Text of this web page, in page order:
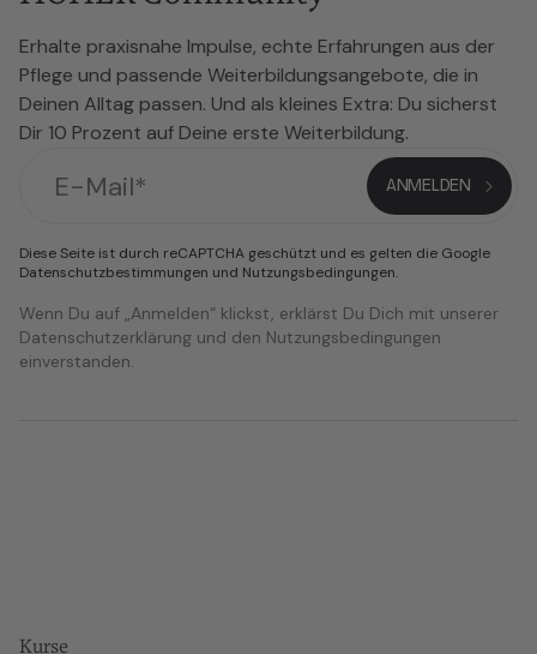
Erhalte praxisnahe Impulse, echte Erfahrungen aus der
Pflege und passende Weiterbildungsangebote, die in
Deinen Alltag passen. Und als kleines Extra: Du sicherst
Dir 10 Prozent auf Deine erste Weiterbildung.
Diese Seite ist durch reCAPTCHA geschützt und es gelten die Google
Datenschutzbestimmungen und Nutzungsbedingungen.
Wenn Du auf „Anmelden“ klickst, erklärst Du Dich mit unserer
Datenschutzerklärung und den Nutzungsbedingungen
einverstanden.
Kurse